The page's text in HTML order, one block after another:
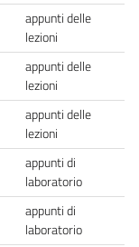
appunti delle
lezioni
appunti delle
lezioni
appunti delle
lezioni
appunti di
laboratorio
appunti di
laboratorio